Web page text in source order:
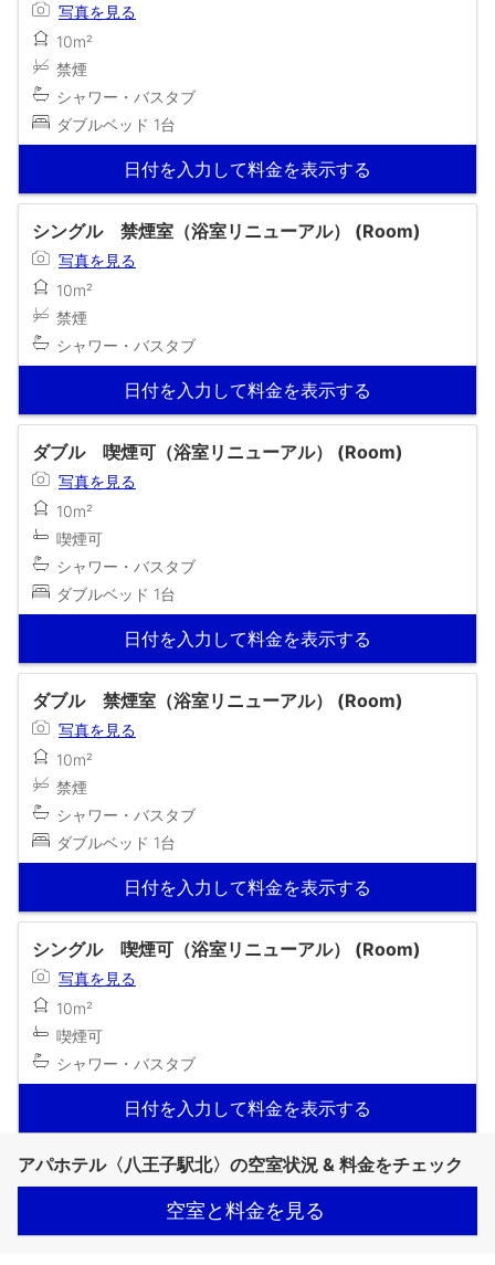
写真を見る
10m²
禁煙
シャワー・バスタブ
ダブルベッド 1台
日付を入力して料金を表示する
シングル 禁煙室（浴室リニューアル） (Room)
写真を見る
10m²
禁煙
シャワー・バスタブ
日付を入力して料金を表示する
ダブル 喫煙可（浴室リニューアル） (Room)
写真を見る
10m²
喫煙可
シャワー・バスタブ
ダブルベッド 1台
日付を入力して料金を表示する
ダブル 禁煙室（浴室リニューアル） (Room)
写真を見る
10m²
禁煙
シャワー・バスタブ
ダブルベッド 1台
日付を入力して料金を表示する
シングル 喫煙可（浴室リニューアル） (Room)
写真を見る
10m²
喫煙可
シャワー・バスタブ
日付を入力して料金を表示する
アパホテル〈八王子駅北〉の空室状況 & 料金をチェック
空室と料金を見る